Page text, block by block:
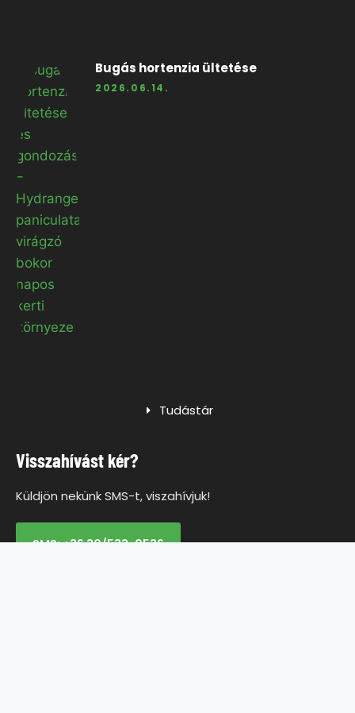
Bugás hortenzia ültetése
2026.06.14.
Tudástár
Visszahívást kér?
Küldjön nekünk SMS-t, viszahívjuk!
SMS: +36 30/533-0536